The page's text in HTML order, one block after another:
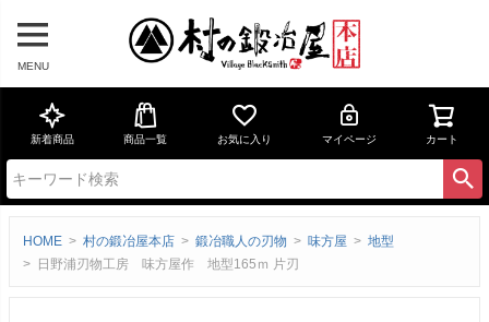
MENU
新着商品 商品一覧 お気に入り マイページ カート
HOME 村の鍛冶屋本店 鍛冶職人の刃物 味方屋
地型
日野浦刃物工房 味方屋作 地型165ｍ 片刃